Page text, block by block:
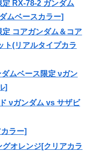
RX-78-2 ガンダム
ムベースカラー]
定 コアガンダム＆コア
ト(リアルタイプカラ
ムベース限定 νガン
]
νガンダム vs サザビ
ラー]
オレンジ[クリアカラ